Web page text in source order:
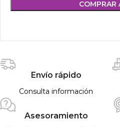
COMPRAR
Envío rápido
Consulta información
Asesoramiento